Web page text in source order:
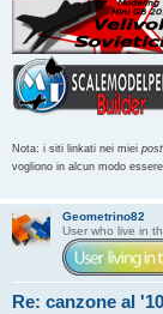
Nota: i siti linkati nei miei post
vogliono in alcun modo
Geometrino82
User who live in
Re: canzone al